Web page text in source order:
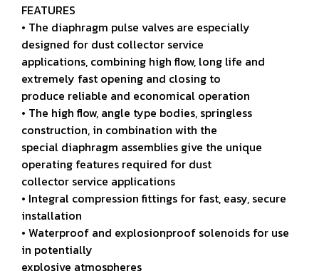
FEATURES
• The diaphragm pulse valves are especially
designed for dust collector service
applications, combining high flow, long life and
extremely fast opening and closing to
produce reliable and economical operation
• The high flow, angle type bodies, springless
construction, in combination with the
special diaphragm assemblies give the unique
operating features required for dust
collector service applications
• Integral compression fittings for fast, easy, secure
installation
• Waterproof and explosionproof solenoids for use
in potentially
explosive atmospheres